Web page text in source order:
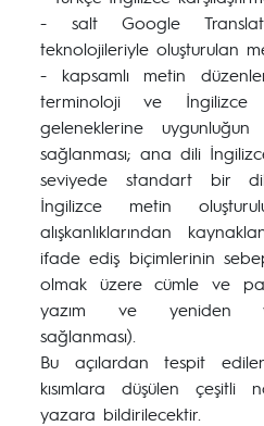
- salt Google
teknolojileriyle oluşturulan
- kapsamlı metin
terminoloji ve İngilizce
geleneklerine
sağlanması; ana dili
seviyede standart bir dil
İngilizce metin
alışkanlıklarından
ifade ediş biçimlerinin
olmak üzere cümle ve
yazım ve yeniden
sağlanması).
Bu açılardan tespit
kısımlara düşülen
yazara bildirilecektir.